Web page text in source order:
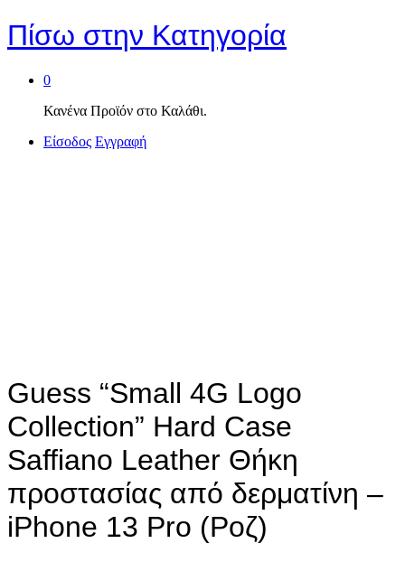
Πίσω στην Κατηγορία
0
Κανένα Προϊόν στο Καλάθι.
Είσοδος Εγγραφή
Guess “Small 4G Logo
Collection” Hard Case
Saffiano Leather Θήκη
προστασίας από δερματίνη –
iPhone 13 Pro (Ροζ)